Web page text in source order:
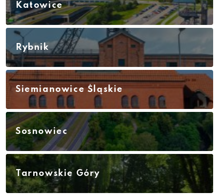
Katowice
Rybnik
Siemianowice Śląskie
Sosnowiec
Tarnowskie Góry